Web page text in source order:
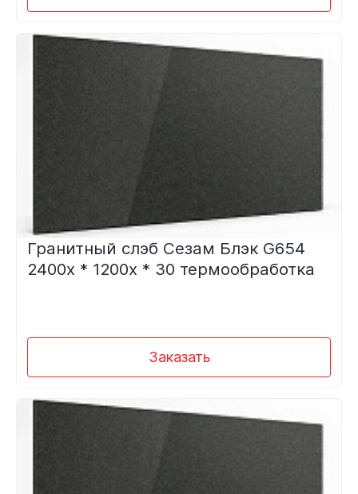
Гранитный слэб Сезам Блэк G654
2400х * 1200х * 30 термообработка
Заказать